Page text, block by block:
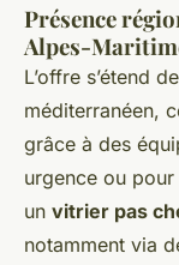
Présence
Alpes-
L’offre s’étend
méditerranéen,
grâce à des
urgence ou
un vitrier pas
notamment via